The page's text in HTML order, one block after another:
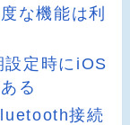
な機能は利
設定時にiOS
る
接続